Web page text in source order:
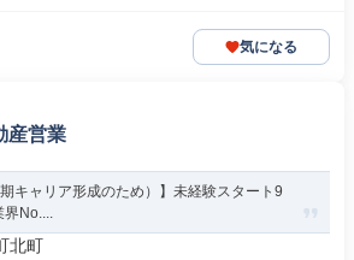
気になる
産営業
キャリア形成のため）】未経験スタート9
界No....
北町